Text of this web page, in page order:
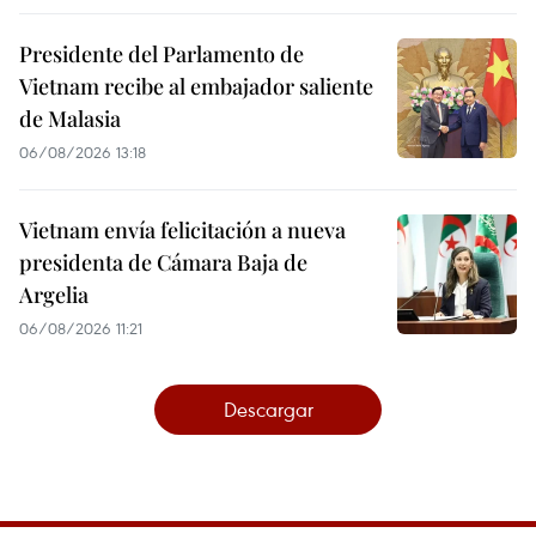
Presidente del Parlamento de
Vietnam recibe al embajador saliente
de Malasia
06/08/2026 13:18
Vietnam envía felicitación a nueva
presidenta de Cámara Baja de
Argelia
06/08/2026 11:21
Descargar